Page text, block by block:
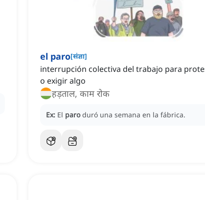
el paro[संज्ञा]
interrupción colectiva del trabajo para
o exigir algo
हड़ताल, काम रोक
Ex: El paro duró una semana en la fábrica.